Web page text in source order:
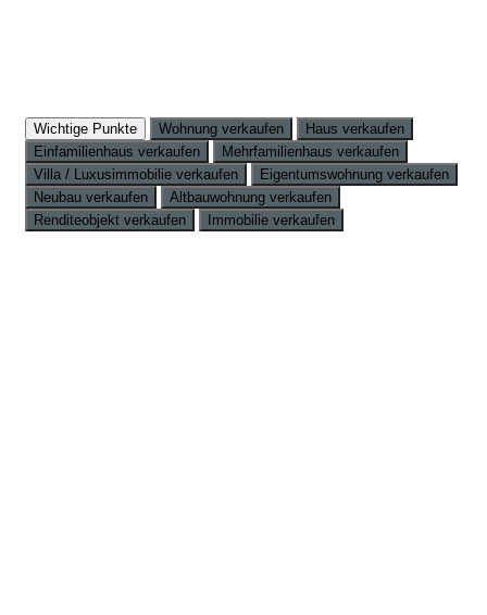
Wichtige Punkte Wohnung verkaufen
Haus verkaufen
Einfamilienhaus verkaufen
Mehrfamilienhaus verkaufen
Villa / Luxusimmobilie verkaufen
Eigentumswohnung verkaufen
Neubau verkaufen
Altbauwohnung verkaufen
Renditeobjekt verkaufen
Immobilie verkaufen